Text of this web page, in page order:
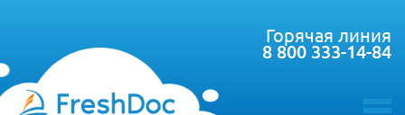
Горячая линия
8 800 333-14-84